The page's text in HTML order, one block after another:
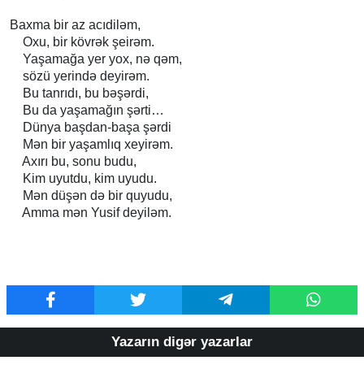
Baxma bir az acıdiləm,
Oxu, bir kövrək şeirəm.
Yaşamağa yer yox, nə qəm,
sözü yerində deyirəm.
Bu tanrıdı, bu bəşərdi,
Bu da yaşamağın şərti…
Dünya başdan-başa şərdi
Mən bir yaşamlıq xeyirəm.
Axırı bu, sonu budu,
Kim uyutdu, kim uyudu.
Mən düşən də bir quyudu,
Amma mən Yusif deyiləm.
Yazarın digər yazarlar